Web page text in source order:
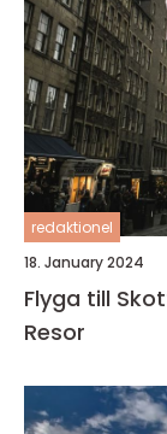
redaktionel
18. January 2024
Flyga till
Resor